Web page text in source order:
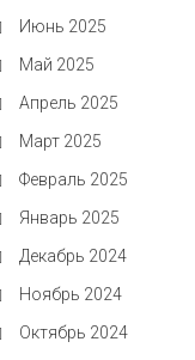
Июнь 2025
Май 2025
Апрель 2025
Март 2025
Февраль 2025
Январь 2025
Декабрь 2024
Ноябрь 2024
Октябрь 2024